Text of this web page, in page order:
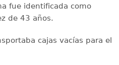
fue identificada como
de 43 años.
cajas vacías para el